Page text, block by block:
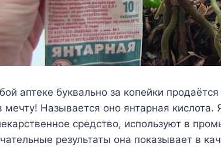
аптеке буквально за копейки
мечту! Называется оно янтарная
средство, используют в
результаты она показывает в